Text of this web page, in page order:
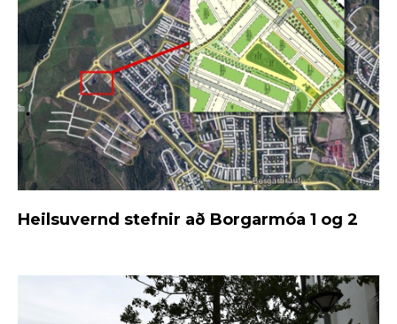
Heilsuvernd stefnir að Borgarmóa 1 og 2